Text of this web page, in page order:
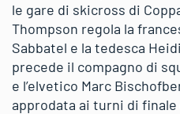
le gare di skicross di
Thompson regola la
Sabbatel e la tedesca
precede il compagno di
e l’elvetico Marc
approdata ai turni di